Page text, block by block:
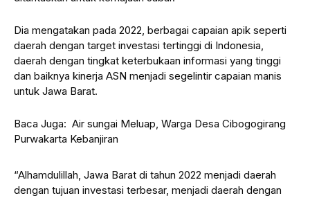
Dia mengatakan pada 2022, berbagai capaian apik seperti
daerah dengan target investasi tertinggi di Indonesia,
daerah dengan tingkat keterbukaan informasi yang tinggi
dan baiknya kinerja ASN menjadi segelintir capaian manis
untuk Jawa Barat.
Baca Juga: Air sungai Meluap, Warga Desa Cibogogirang
Purwakarta Kebanjiran
“Alhamdulillah, Jawa Barat di tahun 2022 menjadi daerah
dengan tujuan investasi terbesar, menjadi daerah dengan